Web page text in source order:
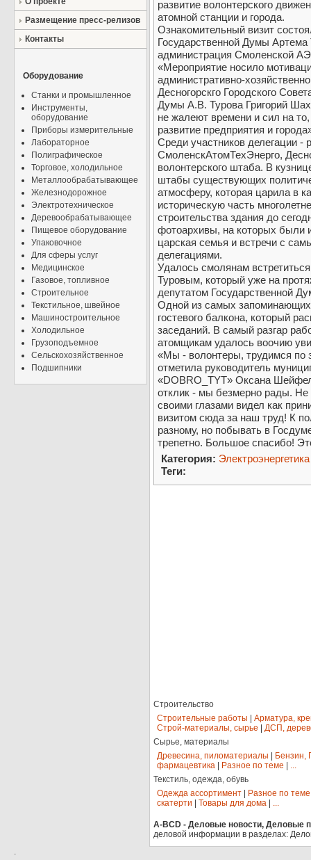
Размещение пресс-релизов
Контакты
Оборудование
Станки и промышленное
Инструменты,
оборудование
Приборы измерительные
Лабораторное
Полиграфическое
Торговое, холодильное
Металлообрабатывающее
Железнодорожное
Электротехническое
Деревообрабатывающее
Пищевое оборудование
Упаковочное
Для сферы услуг
Медицинское
Газовое, топливное
Строительное
Текстильное, швейное
Машиностроительное
Холодильное
Грузоподъемное
Сельскохозяйственное
Подшипники
развитие волонтерского
атомной станции и города.
Ознакомительный визит
Государственной Думы
администрация Смоленской
«Мероприятие носило
административно-
Десногорскго Городского
Думы А.В. Турова Григорий
не жалеют времени и сил на
развитие предприятия и
Среди участников делегации
СмоленскАтомТехЭнерго,
волонтерского штаба. В
штабы существующих
атмосферу, которая царила в
историческую часть
строительства здания до
фотоархивы, на которых были
царская семья и встречи с
делегациями.
Удалось смолянам
Туровым, который уже на
депутатом Государственной
Одной из самых
гостевого балкона, который
заседаний. В самый разгар
атомщикам удалось воочию
«Мы - волонтеры, трудимся по
отметила руководитель
«DOBRO_TYT» Оксана
отклик - мы безмерно рады. Не
своими глазами видел как
визитом сюда за наш труд! К
разному, но побывать в
трепетно. Большое спасибо!
Категория: Электроэнергетика
Теги:
Строительство
Строительные работы
Арматура,
Строй-материалы, сырье
ДСП,
Сырье, материалы
Древесина, пиломатериалы
Бензин,
фармацевтика
Разное по теме
...
Текстиль, одежда, обувь
Одежда ассортимент
Разное по теме
скатерти
Товары для дома ...
A-BCD - Деловые новости, Деловые
деловой информации в разделах:
.